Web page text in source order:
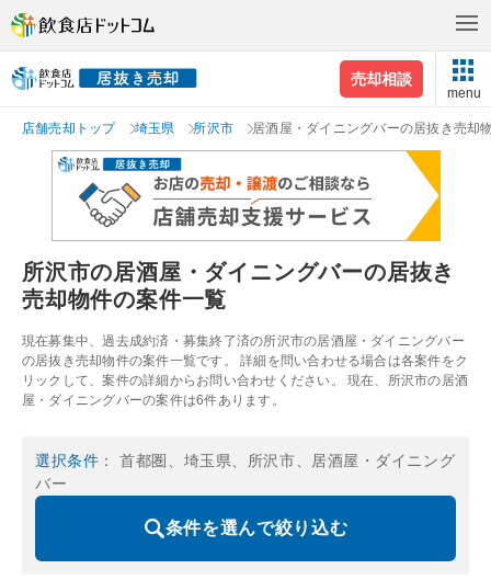
売却相談
menu
店舗売却トップ 埼玉県 所沢市 居酒屋・ダイニングバーの居抜き売却
所沢市の居酒屋・ダイニングバーの居抜き
売却物件の案件一覧
現在募集中、過去成約済・募集終了済の所沢市の居酒屋・ダイニングバー
の居抜き売却物件の案件一覧です。 詳細を問い合わせる場合は各案件をク
リックして、案件の詳細からお問い合わせください。 現在、所沢市の居酒
屋・ダイニングバーの案件は6件あります。
選択条件 ： 首都圏、埼玉県、所沢市、居酒屋・ダイニング
バー
条件を選んで絞り込む